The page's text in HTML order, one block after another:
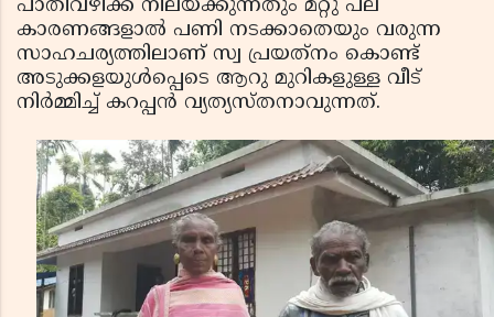
പാതിവഴിക്ക് നിലയ്ക്കുന്നതും മറ്റു പല
കാരണങ്ങളാല്‍ പണി നടക്കാതെയും വരുന്ന
സാഹചര്യത്തിലാണ് സ്വ പ്രയത്‌നം കൊണ്ട്
അടുക്കളയുള്‍പ്പെടെ ആറു മുറികളുള്ള വീട്
നിര്‍മ്മിച്ച് കറപ്പന്‍ വ്യത്യസ്തനാവുന്നത്.